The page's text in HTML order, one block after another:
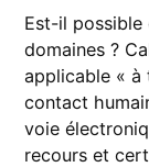
Est-il possible
domaines ?
applicable « à
contact
voie
recours et